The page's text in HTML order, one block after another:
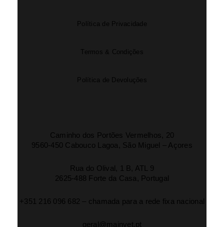
Política de Privacidade
Termos & Condições
Política de Devoluções
Caminho dos Portões Vermelhos, 20
9560-450 Cabouco Lagoa, São Miguel – Açores
Rua do Olival, 1 B, ATL 9
2625-488 Forte da Casa, Portugal
+351 216 096 682 – chamada para a rede fixa nacional
geral@mainvet.pt